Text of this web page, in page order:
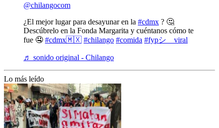
@chilangocom
¿El mejor lugar para desayunar en la #cdmx ? 🤔
Descúbrelo en la Fonda Margarita y cuéntanos cómo te
fue 🤤 #cdmx🇲🇽 #chilango #comida #fypシ゚viral
♬ sonido original - Chilango
Lo más leído